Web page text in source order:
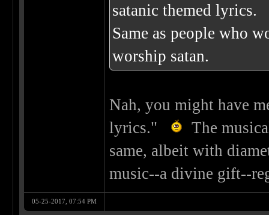
satanic themed lyrics.
Same as people who
worship satan.
Nah, you might have
lyrics."
The
same, albeit with
music--a divine gift--
05-25-2017, 07:54 PM